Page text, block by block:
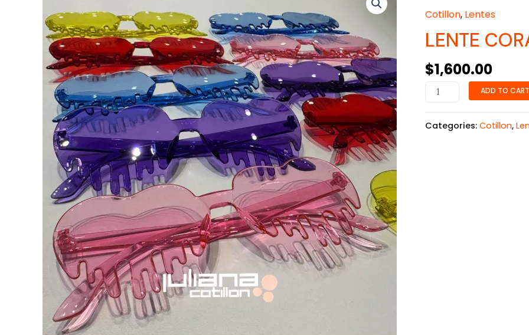
Cotillon, Lentes
LENTE
$1,600.00
ADD TO CART
Categories: Cotillon,